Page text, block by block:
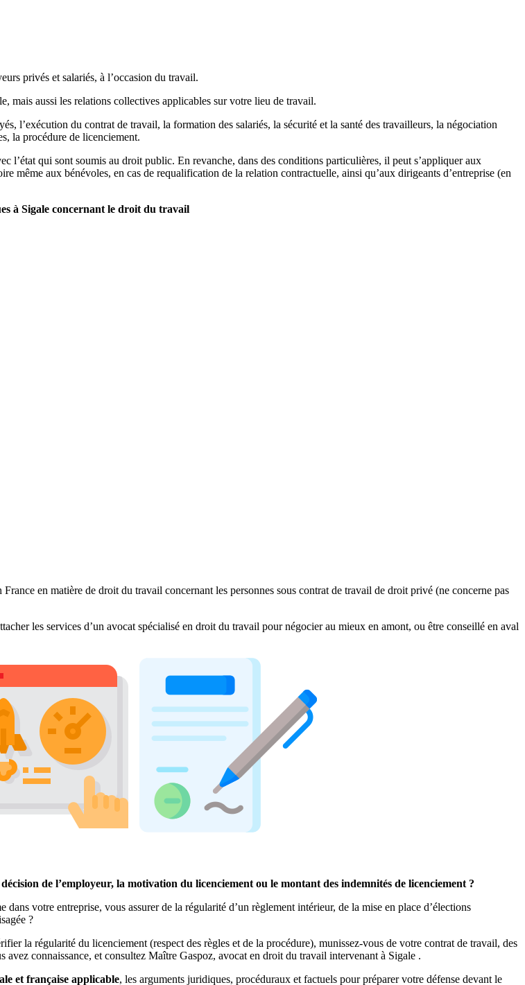
privés et salariés, à l’occasion du travail.
mais aussi les relations collectives applicables sur votre lieu de travail.
l’exécution du contrat de travail, la formation des salariés, la sécurité et la santé des travailleurs, la négociation
la procédure de licenciement.
l’état qui sont soumis au droit public. En revanche, dans des conditions particulières, il peut s’appliquer aux
même aux bénévoles, en cas de requalification de la relation contractuelle, ainsi qu’aux dirigeants d’entreprise (en
à Sigale concernant le droit du travail
en matière de droit du travail concernant les personnes sous contrat de travail de droit privé (ne concerne pas
les services d’un avocat spécialisé en droit du travail pour négocier au mieux en amont, ou être conseillé en aval
de l’employeur, la motivation du licenciement ou le montant des indemnités de licenciement ?
votre entreprise, vous assurer de la régularité d’un règlement intérieur, de la mise en place d’élections
?
la régularité du licenciement (respect des règles et de la procédure), munissez-vous de votre contrat de travail, des
connaissance, et consultez Maître Gaspoz, avocat en droit du travail intervenant à Sigale .
et française applicable, les arguments juridiques, procéduraux et factuels pour préparer votre défense devant le